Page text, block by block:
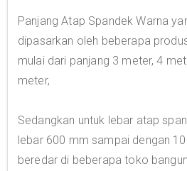
Panjang Atap Spandek Warna
dipasarkan oleh beberapa
mulai dari panjang 3 meter, 4
meter,
Sedangkan untuk lebar atap
lebar 600 mm sampai dengan
beredar di beberapa toko